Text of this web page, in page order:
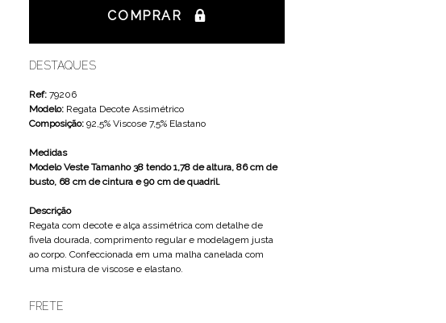
COMPRAR
DESTAQUES
Ref:79206
Modelo: Regata Decote Assimétrico
Composição:92,5% Viscose 7,5% Elastano
Medidas
Modelo Veste Tamanho 38 tendo 1,78 de altura, 86 cm de
busto, 68 cm de cintura e 90 cm de quadril.
Descrição
Regata com decote e alça assimétrica com detalhe de
fivela dourada, comprimento regular e modelagem justa
ao corpo. Confeccionada em uma malha canelada com
uma mistura de viscose e elastano.
FRETE